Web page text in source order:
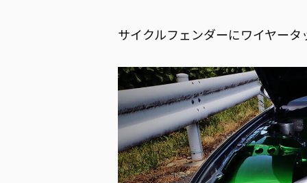
サイクルフェンダーにワイヤータ